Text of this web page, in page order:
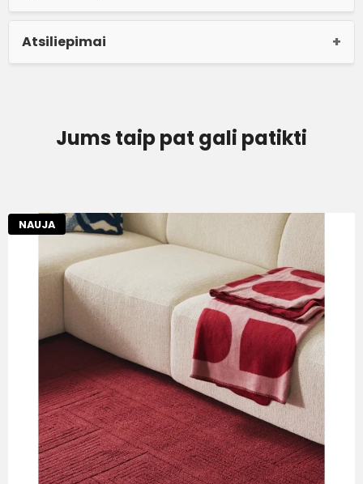
Atsiliepimai
Jums taip pat gali patikti
NAUJA